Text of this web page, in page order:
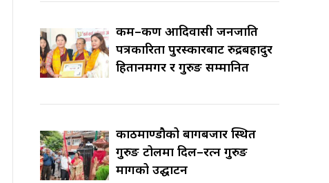
कर्म–कर्ण आदिवासी जनजाति
पत्रकारिता पुरस्कारबाट रुद्रबहादुर
हितानमगर र गुरुङ सम्मानित
काठमाण्डौको बागबजार स्थित
गुरुङ टोलमा दिल–रत्न गुरुङ
मार्गको उद्घाटन